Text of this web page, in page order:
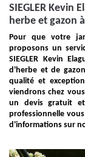
SIEGLER Kevin
herbe et gazon
Pour que votre
proposons un
SIEGLER Kevin
d'herbe et de
qualité et
viendrons chez
un devis gratuit et
professionnelle
d'informations sur